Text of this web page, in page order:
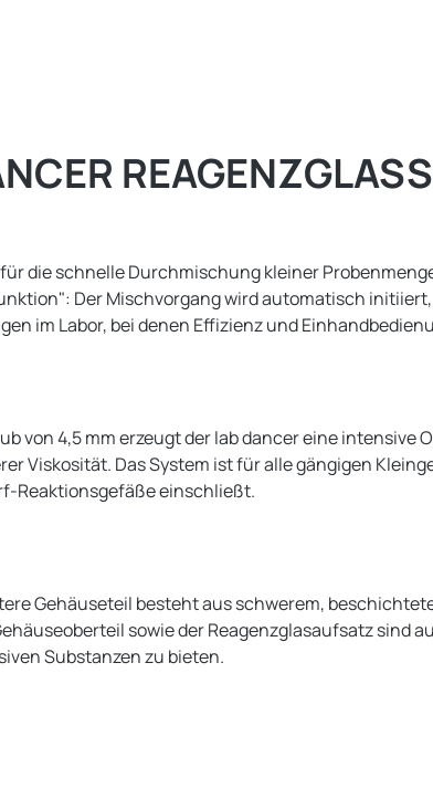
die schnelle Durchmischung kleiner
Der Mischvorgang wird automatisch initiiert,
im Labor, bei denen Effizienz und
4,5 mm erzeugt der lab dancer eine intensive
Viskosität. Das System ist für alle gängigen
Reaktionsgefäße einschließt.
Gehäuseteil besteht aus schwerem,
sowie der Reagenzglasaufsatz sind
Substanzen zu bieten.